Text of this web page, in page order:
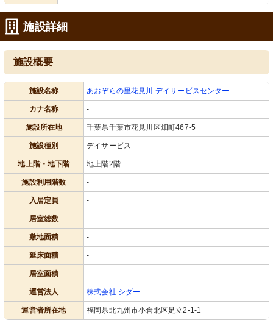
施設詳細
施設概要
施設名称 あおぞらの里花見川 デイサービスセンター
カナ名称 -
施設所在地 千葉県千葉市花見川区畑町467-5
施設種別 デイサービス
地上階・地下階 地上階2階
施設利用階数 -
入居定員 -
居室総数 -
敷地面積 -
延床面積 -
居室面積 -
運営法人 株式会社 シダー
運営者所在地 福岡県北九州市小倉北区足立2-1-1